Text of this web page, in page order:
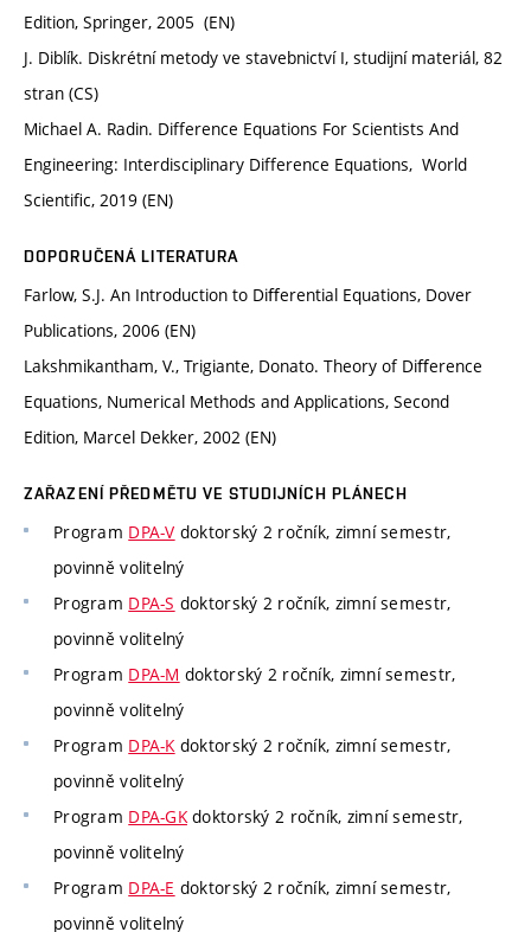
Edition, Springer, 2005 (EN)
J. Diblík. Diskrétní metody ve stavebnictví I, studijní materiál, 82
stran (CS)
Michael A. Radin. Difference Equations For Scientists And
Engineering: Interdisciplinary Difference Equations, ‎ World
Scientific, 2019 (EN)
DOPORUČENÁ LITERATURA
Farlow, S.J. An Introduction to Diﬀerential Equations, Dover
Publications, 2006 (EN)
Lakshmikantham, V., Trigiante, Donato. Theory of Diﬀerence
Equations, Numerical Methods and Applications, Second
Edition, Marcel Dekker, 2002 (EN)
ZAŘAZENÍ PŘEDMĚTU VE STUDIJNÍCH PLÁNECH
Program DPA-V doktorský 2 ročník, zimní semestr,
povinně volitelný
Program DPA-S doktorský 2 ročník, zimní semestr,
povinně volitelný
Program DPA-M doktorský 2 ročník, zimní semestr,
povinně volitelný
Program DPA-Kdoktorský 2 ročník, zimní semestr,
povinně volitelný
Program DPA-GKdoktorský 2 ročník, zimní semestr,
povinně volitelný
Program DPA-E doktorský 2 ročník, zimní semestr,
povinně volitelný